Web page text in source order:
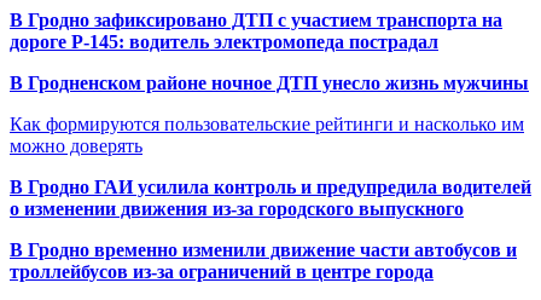
В Гродно зафиксировано ДТП с участием транспорта на
дороге Р-145: водитель электромопеда пострадал
В Гродненском районе ночное ДТП унесло жизнь мужчины
Как формируются пользовательские рейтинги и насколько им
можно доверять
В Гродно ГАИ усилила контроль и предупредила водителей
о изменении движения из-за городского выпускного
В Гродно временно изменили движение части автобусов и
троллейбусов из-за ограничений в центре города